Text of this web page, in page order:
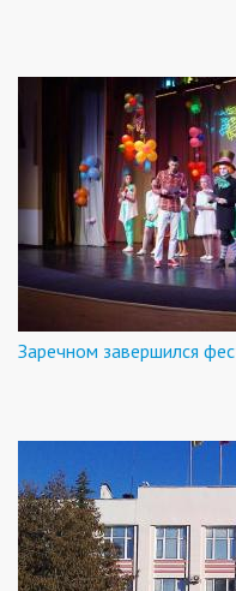
Заречном завершился